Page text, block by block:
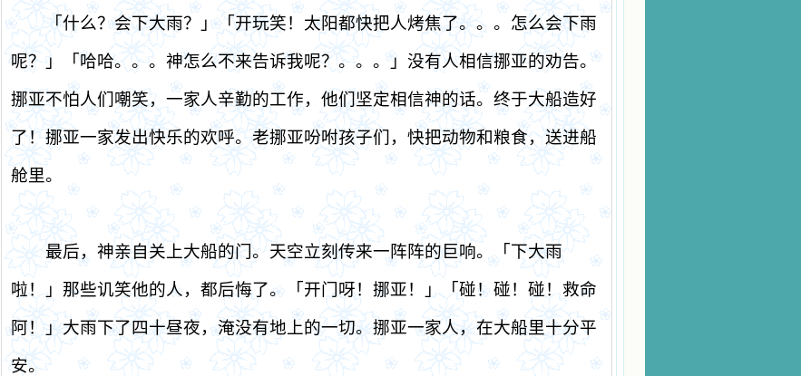
「什么？会下大雨？」「开玩笑！太阳都快把人烤焦了。。。怎么会下雨
呢？」「哈哈。。。神怎么不来告诉我呢？。。。」没有人相信挪亚的劝告。
挪亚不怕人们嘲笑，一家人辛勤的工作，他们坚定相信神的话。终于大船造好
了！挪亚一家发出快乐的欢呼。老挪亚吩咐孩子们，快把动物和粮食，送进船
舱里。
最后，神亲自关上大船的门。天空立刻传来一阵阵的巨响。「下大雨
啦！」那些讥笑他的人，都后悔了。「开门呀！挪亚！」「碰！碰！碰！救命
阿！」大雨下了四十昼夜，淹没有地上的一切。挪亚一家人，在大船里十分平
安。